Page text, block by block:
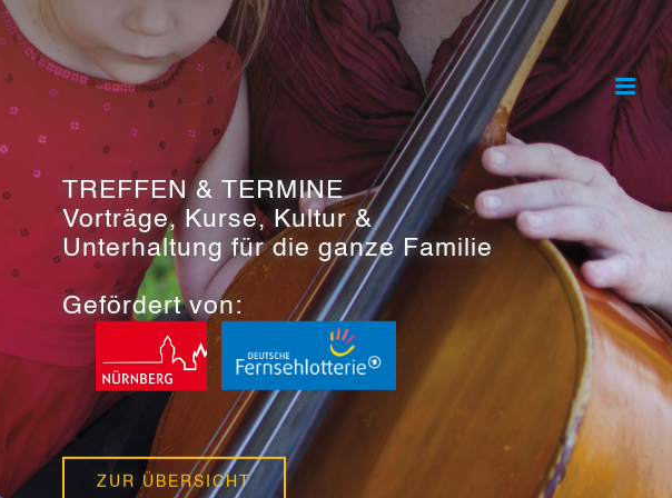
TREFFEN & TERMINE
Vorträge, Kurse, Kultur &
Unterhaltung für die ganze Familie
Gefördert von:
ZUR ÜBERSICHT